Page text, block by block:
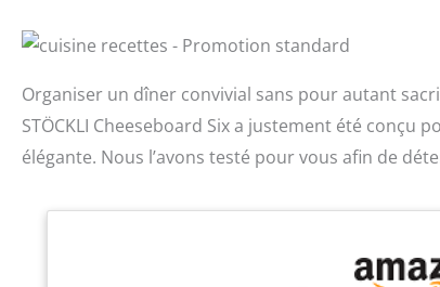
Organiser un dîner convivial sans pour autant
STÖCKLI Cheeseboard Six a justement été
élégante. Nous l’avons testé pour vous afin de